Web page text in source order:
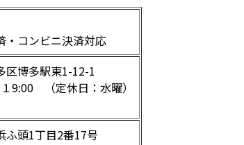
コンビニ決済対応
区博多駅東1-12-1
9:00 （定休日：水曜）
ふ頭1丁目2番17号